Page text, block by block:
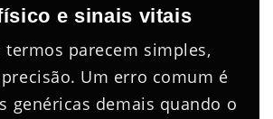
e sinais vitais
parecem simples,
Um erro comum é
genéricas demais quando o